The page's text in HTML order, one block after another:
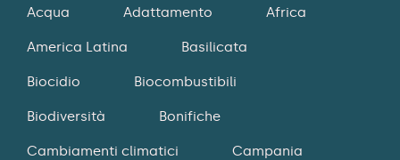
Acqua Adattamento Africa
America Latina Basilicata
Biocidio Biocombustibili
Biodiversità Bonifiche
Cambiamenti climatici Campania